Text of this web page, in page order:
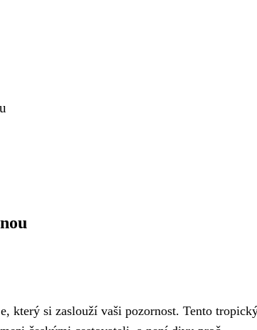
který si zaslouží vaši pozornost. Tento